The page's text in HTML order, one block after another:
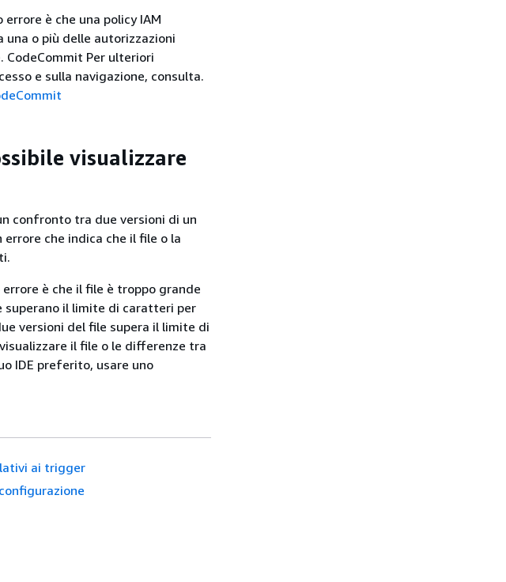
è che una policy IAM
una o più delle autorizzazioni
CodeCommit Per ulteriori
e sulla navigazione, consulta.
visualizzare
confronto tra due versioni di un
che indica che il file o la
è che il file è troppo grande
superano il limite di caratteri per
versioni del file supera il limite di
il file o le differenze tra
IDE preferito, usare uno
ai trigger